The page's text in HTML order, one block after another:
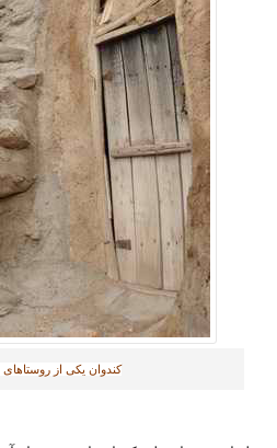
کندوان یکی از